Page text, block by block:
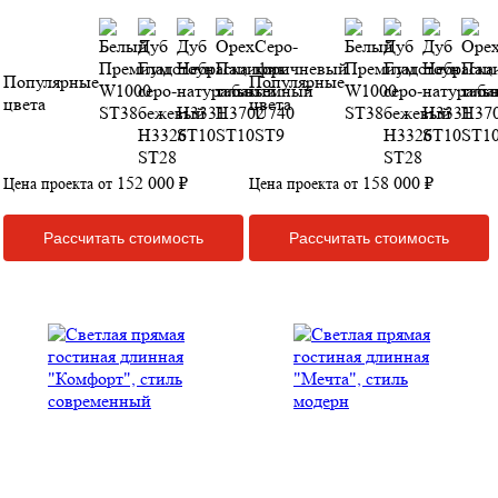
Популярные
цвета
Цена проекта от 152 000 ₽
Рассчитать стоимость
Популярные
цвета
Цена проекта от 158 000 ₽
Рассчитать стоимость